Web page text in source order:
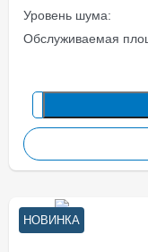
Уровень шума:
Обслуживаемая
НОВИНКА